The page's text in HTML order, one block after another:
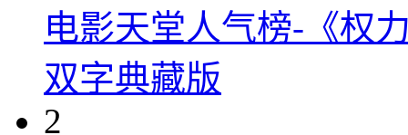
电影天堂人气榜-《权
双字典藏版
2